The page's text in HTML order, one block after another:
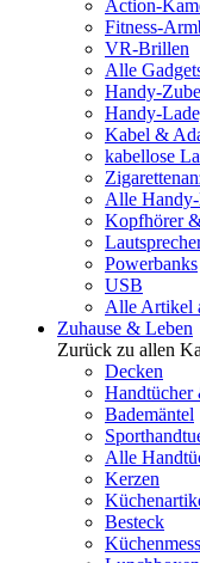
Action-
Fitness-
VR-Brillen
Alle
Handy-
Handy-
Kabel &
kabellose
Alle Handy-
Kopfhörer
Powerbanks
USB
Alle Artikel
Zuhause & Leben
Zurück zu allen
Decken
Handtücher
Bademäntel
Alle
Kerzen
Besteck